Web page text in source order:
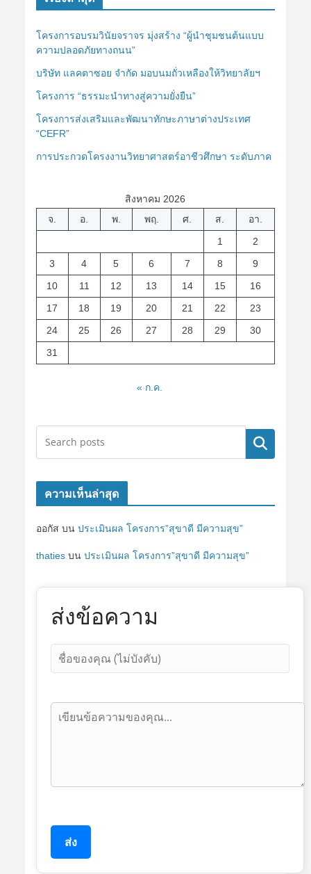
โครงการอบรมวินัยจราจร มุ่งสร้าง “ผู้นำชุมชนต้นแบบ
ความปลอดภัยทางถนน”
บริษัท แลคตาซอย จำกัด มอบนมถั่วเหลืองให้วิทยาลัยฯ
โครงการ “ธรรมะนำทางสู่ความยั่งยืน”
โครงการส่งเสริมและพัฒนาทักษะภาษาต่างประเทศ
“CEFR”
การประกวดโครงงานวิทยาศาสตร์อาชีวศึกษา ระดับภาค
สิงหาคม 2026
จ.
อ. พ. พฤ. ศ. ส.
อา.
1
2
3
4 5 6 7 8
9
10
11 12 13 14 15
16
17
18 19 20 21 22
23
24
25 26 27 28 29
30
31
« ก.ค.
ค้นหา
ความเห็นล่าสุด
ออกัส บน ประเมินผล โครงการ”สุขาดี มีความสุข”
thatiesบน ประเมินผล โครงการ”สุขาดี มีความสุข”
ส่งข้อความ
ส่ง